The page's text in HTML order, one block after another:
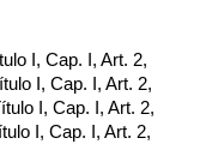
I, Cap. I, Art. 2,
I, Cap. I, Art. 2,
I, Cap. I, Art. 2,
I, Cap. I, Art. 2,